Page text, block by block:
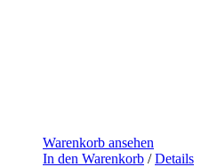
Warenkorb ansehen
In den Warenkorb / Details